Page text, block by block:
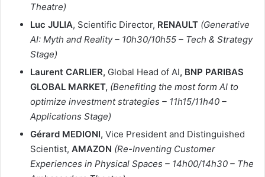
Theatre)
Luc JULIA, Scientific Director, RENAULT (Generative
AI: Myth and Reality – 10h30/10h55 – Tech & Strategy
Stage)
Laurent CARLIER, Global Head of AI, BNP PARIBAS
GLOBAL MARKET, (Benefiting the most form AI to
optimize investment strategies – 11h15/11h40 –
Applications Stage)
Gérard MEDIONI, Vice President and Distinguished
Scientist, AMAZON (Re-Inventing Customer
Experiences in Physical Spaces – 14h00/14h30 – The